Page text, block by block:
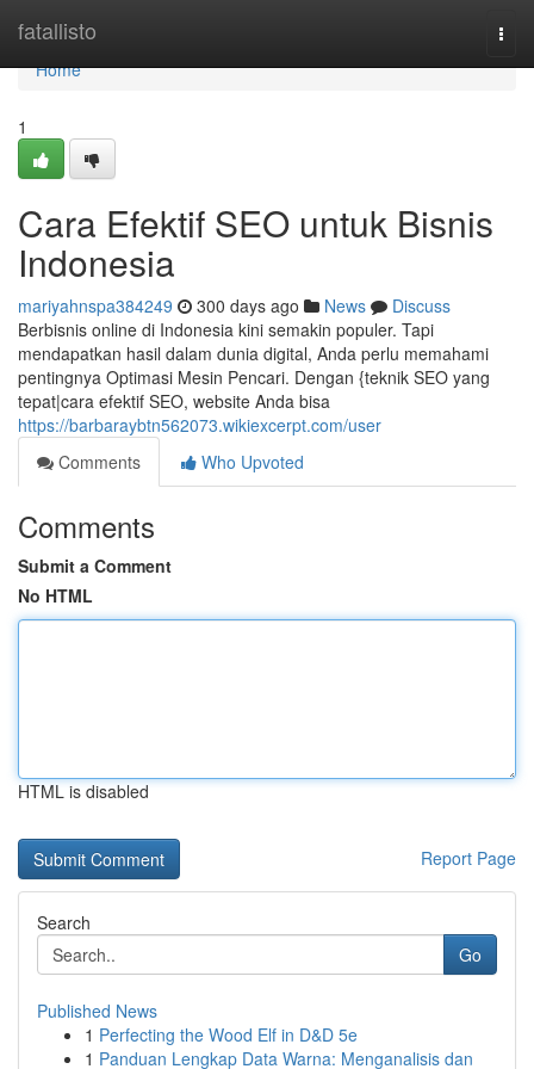
fatallisto
Home
Home
1
Cara Efektif SEO untuk Bisnis
Indonesia
mariyahnspa384249 300 days ago News
Discuss
Berbisnis online di Indonesia kini semakin populer. Tapi
mendapatkan hasil dalam dunia digital, Anda perlu memahami
pentingnya Optimasi Mesin Pencari. Dengan {teknik SEO yang
tepat|cara efektif SEO, website Anda bisa
https://barbaraybtn562073.wikiexcerpt.com/user
Comments
Who Upvoted
Comments
Submit a Comment
No HTML
HTML is disabled
Report Page
Search
Go
Published News
1 Perfecting the Wood Elf in D&D 5e
1 Panduan Lengkap Data Warna: Menganalisis dan